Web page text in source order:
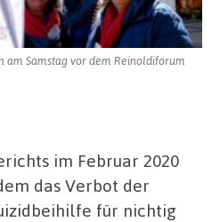
am Samstag vor dem Reinoldiforum
im Februar 2020
das Verbot der
für nichtig